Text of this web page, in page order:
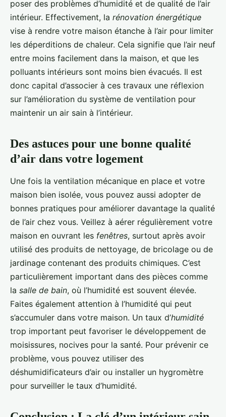
poser des problèmes d’humidité et de qualité de l’air
intérieur. Effectivement, la rénovation énergétique
vise à rendre votre maison étanche à l’air pour limiter
les déperditions de chaleur. Cela signifie que l’air neuf
entre moins facilement dans la maison, et que les
polluants intérieurs sont moins bien évacués. Il est
donc capital d’associer à ces travaux une réflexion
sur l’amélioration du système de ventilation pour
maintenir un air sain à l’intérieur.
Des astuces pour une bonne qualité
d’air dans votre logement
Une fois la ventilation mécanique en place et votre
maison bien isolée, vous pouvez aussi adopter de
bonnes pratiques pour améliorer davantage la qualité
de l’air chez vous. Veillez à aérer régulièrement votre
maison en ouvrant les fenêtres, surtout après avoir
utilisé des produits de nettoyage, de bricolage ou de
jardinage contenant des produits chimiques. C’est
particulièrement important dans des pièces comme
la salle de bain, où l’humidité est souvent élevée.
Faites également attention à l’humidité qui peut
s’accumuler dans votre maison. Un taux d’humidité
trop important peut favoriser le développement de
moisissures, nocives pour la santé. Pour prévenir ce
problème, vous pouvez utiliser des
déshumidificateurs d’air ou installer un hygromètre
pour surveiller le taux d’humidité.